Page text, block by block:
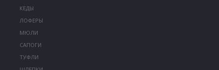
КЕДЫ
ЛОФЕРЫ
МЮЛИ
САПОГИ
ТУФЛИ